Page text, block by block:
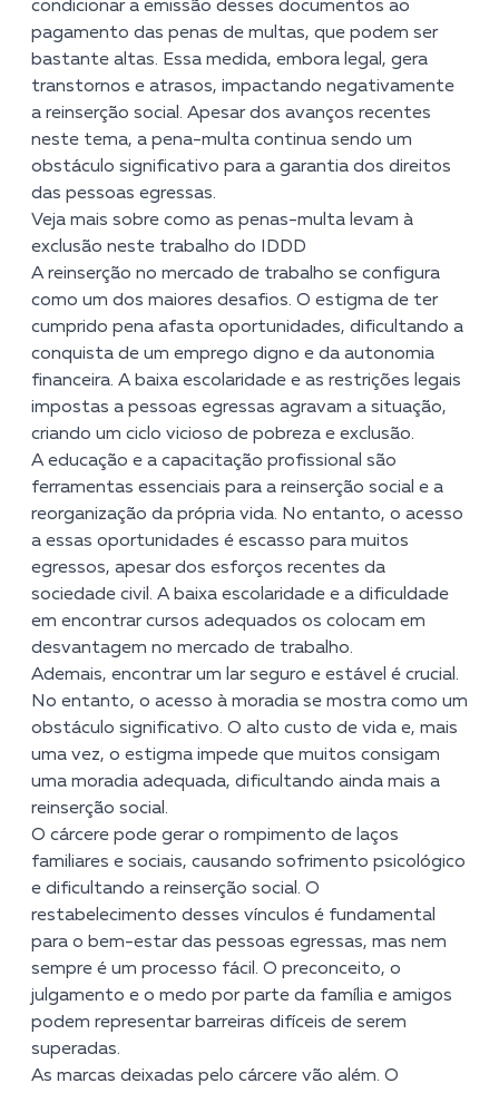
condicionar a emissão desses documentos ao
pagamento das penas de multas, que podem ser
bastante altas. Essa medida, embora legal, gera
transtornos e atrasos, impactando negativamente
a reinserção social. Apesar dos avanços recentes
neste tema, a pena-multa continua sendo um
obstáculo significativo para a garantia dos direitos
das pessoas egressas.
Veja mais sobre como as penas-multa levam à
exclusão neste trabalho do IDDD
A reinserção no mercado de trabalho se configura
como um dos maiores desafios. O estigma de ter
cumprido pena afasta oportunidades, dificultando a
conquista de um emprego digno e da autonomia
financeira. A baixa escolaridade e as restrições legais
impostas a pessoas egressas agravam a situação,
criando um ciclo vicioso de pobreza e exclusão.
A educação e a capacitação profissional são
ferramentas essenciais para a reinserção social e a
reorganização da própria vida. No entanto, o acesso
a essas oportunidades é escasso para muitos
egressos, apesar dos esforços recentes da
sociedade civil. A baixa escolaridade e a dificuldade
em encontrar cursos adequados os colocam em
desvantagem no mercado de trabalho.
Ademais, encontrar um lar seguro e estável é crucial.
No entanto, o acesso à moradia se mostra como um
obstáculo significativo. O alto custo de vida e, mais
uma vez, o estigma impede que muitos consigam
uma moradia adequada, dificultando ainda mais a
reinserção social.
O cárcere pode gerar o rompimento de laços
familiares e sociais, causando sofrimento psicológico
e dificultando a reinserção social. O
restabelecimento desses vínculos é fundamental
para o bem-estar das pessoas egressas, mas nem
sempre é um processo fácil. O preconceito, o
julgamento e o medo por parte da família e amigos
podem representar barreiras difíceis de serem
superadas.
As marcas deixadas pelo cárcere vão além. O